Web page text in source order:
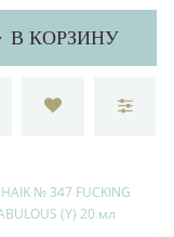
В КОРЗИНУ